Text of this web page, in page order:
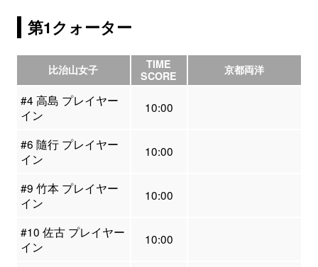
第1クォーター
比治山女子
TIME
SCORE
京都両洋
#4 高島 プレイヤー
イン
10:00
#6 隨行 プレイヤー
イン
10:00
#9 竹本 プレイヤー
イン
10:00
#10 佐古 プレイヤー
イン
10:00